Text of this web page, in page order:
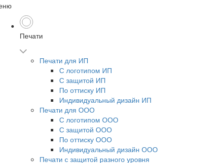
Печати
Печати для ИП
С логотипом ИП
С защитой ИП
По оттиску ИП
Индивидуальный дизайн ИП
Печати для ООО
С логотипом ООО
С защитой ООО
По оттиску ООО
Индивидуальный дизайн ООО
Печати с защитой разного уровня